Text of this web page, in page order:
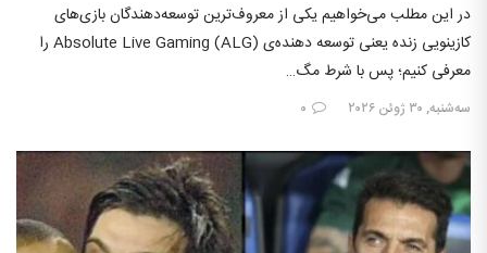
در این مطلب می‌خواهیم یکی از معروف‌ترین توسعه‌دهندگان بازی‌های
کازینویی زنده یعنی توسعه دهنده‌ی Absolute Live Gaming (ALG) را
معرفی کنیم؛ پس با شرط مگ…
سه‌شنبه, ۳۰ ژوئن ۲۰۲۶ ۰